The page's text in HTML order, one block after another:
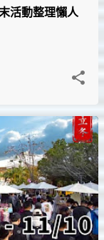
活動整理懶人